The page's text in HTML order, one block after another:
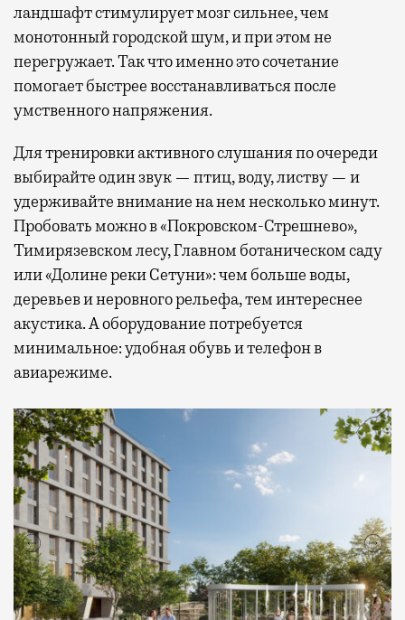
ландшафт стимулирует мозг сильнее, чем
монотонный городской шум, и при этом не
перегружает. Так что именно это сочетание
помогает быстрее восстанавливаться после
умственного напряжения.
Для тренировки активного слушания по очереди
выбирайте один звук — птиц, воду, листву — и
удерживайте внимание на нем несколько минут.
Пробовать можно в «Покровском-Стрешнево»,
Тимирязевском лесу, Главном ботаническом саду
или «Долине реки Сетуни»: чем больше воды,
деревьев и неровного рельефа, тем интереснее
акустика. А оборудование потребуется
минимальное: удобная обувь и телефон в
авиарежиме.